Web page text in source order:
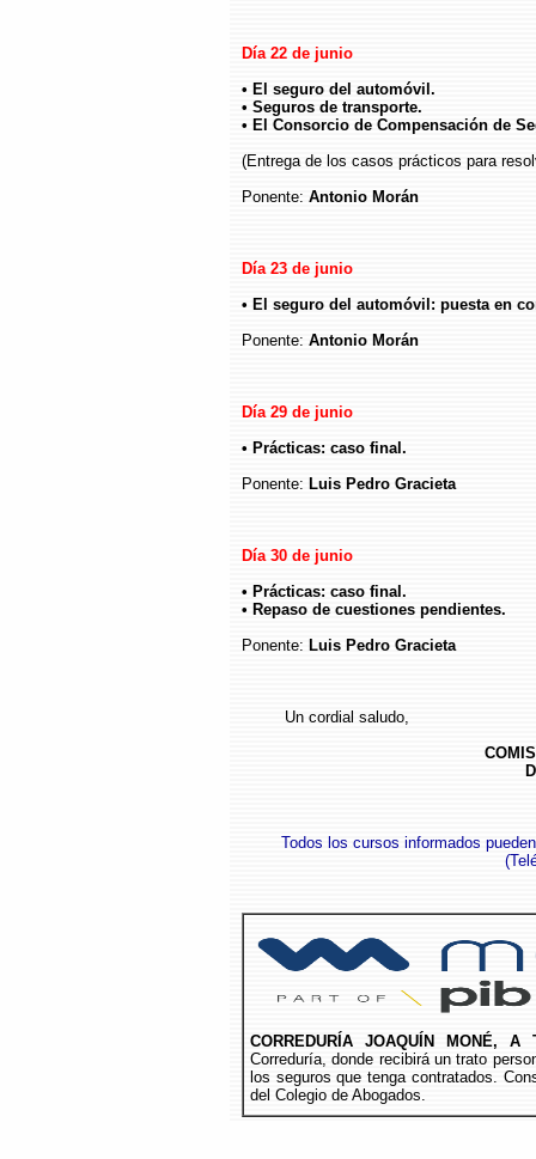
Día 22 de junio
• El seguro del automóvil.
• Seguros de transporte.
• El Consorcio de Compensación de
(Entrega de los casos prácticos para
Ponente: Antonio Morán
Día 23 de junio
• El seguro del automóvil: puesta en
Ponente: Antonio Morán
Día 29 de junio
• Prácticas: caso final.
Ponente: Luis Pedro Gracieta
Día 30 de junio
• Prácticas: caso final.
• Repaso de cuestiones pendientes.
Ponente: Luis Pedro Gracieta
Un cordial saludo,
Todos los cursos informados
(
CORREDURÍA JOAQUÍN MONÉ, A
Correduría, donde recibirá un trato
los seguros que tenga contratados.
del Colegio de Abogados.